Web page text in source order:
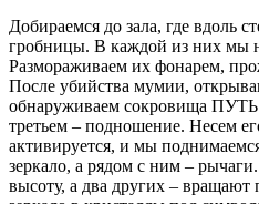
Добираемся до зала, где вдоль
гробницы. В каждой из них мы
Размораживаем их фонарем,
После убийства мумии,
обнаруживаем сокровища
третьем – подношение. Несем
активируется, и мы
зеркало, а рядом с ним –
высоту, а два других –